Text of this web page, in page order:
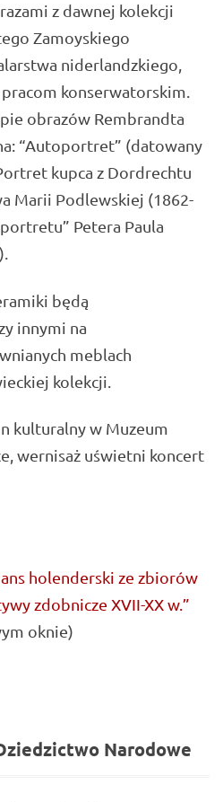
z dawnej kolekcji
Zamoyskiego
niderlandzkiego,
konserwatorskim.
obrazów Rembrandta
“Autoportret” (datowany
kupca z Dordrechtu
Marii Podlewskiej (1862-
Petera Paula
będą
innymi na
meblach
kolekcji.
kulturalny w Muzeum
wernisaż uświetni koncert
holenderski ze zbiorów
zdobnicze XVII-XX w.”
oknie)
Narodowe